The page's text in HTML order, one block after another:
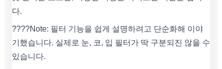
다.
????Note: 필터 기능을 쉽게 설명하려고 단순화해 이야
기했습니다. 실제로 눈, 코, 입 필터가 딱 구분되진 않을 수
있습니다.